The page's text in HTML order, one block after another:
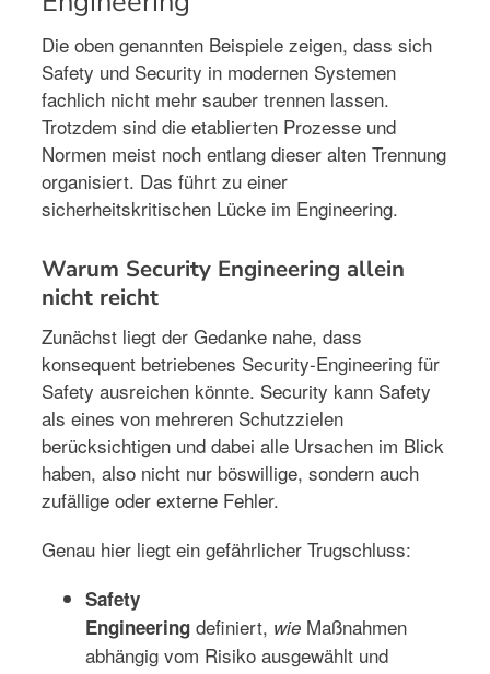
Die oben genannten Beispiele zeigen, dass sich
Safety und Security in modernen Systemen
fachlich nicht mehr sauber trennen lassen.
Trotzdem sind die etablierten Prozesse und
Normen meist noch entlang dieser alten Trennung
organisiert. Das führt zu einer
sicherheitskritischen Lücke im Engineering.
Warum Security Engineering allein
nicht reicht
Zunächst liegt der Gedanke nahe, dass
konsequent betriebenes Security-Engineering für
Safety ausreichen könnte. Security kann Safety
als eines von mehreren Schutzzielen
berücksichtigen und dabei alle Ursachen im Blick
haben, also nicht nur böswillige, sondern auch
zufällige oder externe Fehler.
Genau hier liegt ein gefährlicher Trugschluss:
Safety
Engineering definiert, wie Maßnahmen
abhängig vom Risiko ausgewählt und